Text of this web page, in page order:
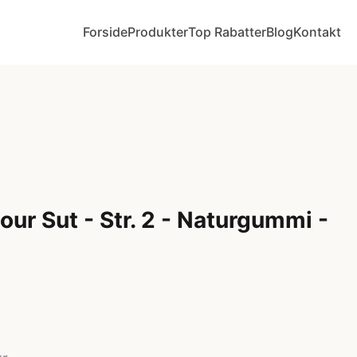
ForsideProdukterTop RabatterBlogKontakt
Sut - Str. 2 - Naturgummi -